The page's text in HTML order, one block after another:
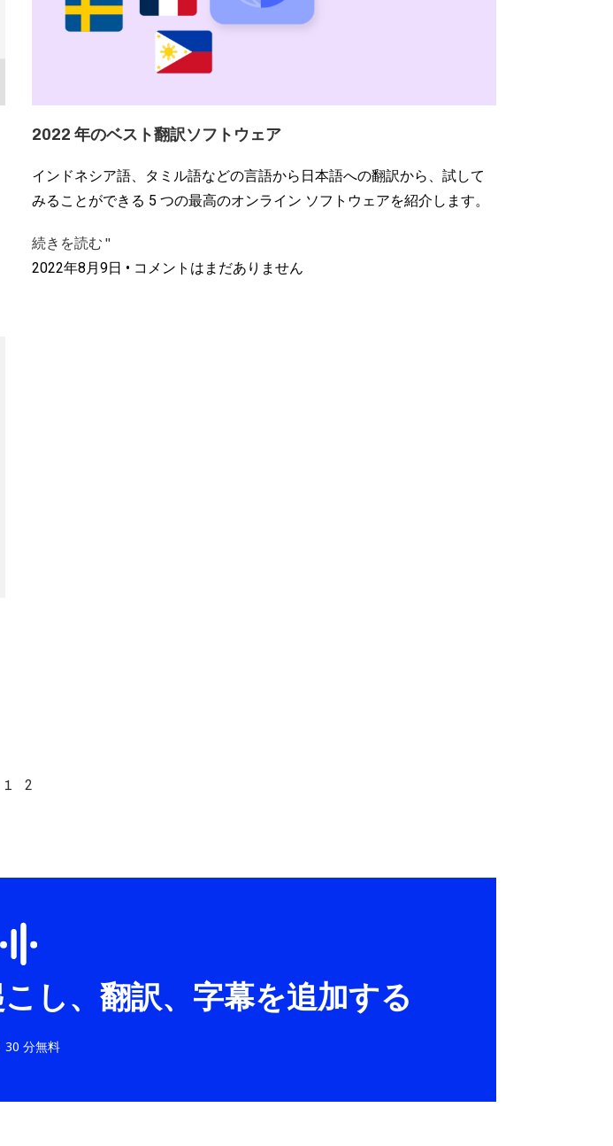
2022 年のベスト翻訳ソフトウェア
インドネシア語、タミル語などの言語から日本語への翻訳から、試して
みることができる 5 つの最高のオンライン ソフトウェアを紹介します。
続きを読む "
2022年8月9日 コメントはまだありません
1 2
し、翻訳、字幕を追加する
30 分無料